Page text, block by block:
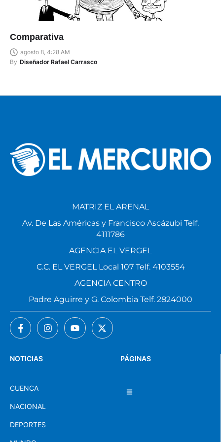
Comparativa
agosto 8, 4:28 AM
By Diseñador Rafael Carrasco
PÁGINAS
NOTICIAS
CUENCA
NACIONAL
DEPORTES
MATRIZ EL ARENAL
Av. De Las Américas y Francisco Ascázubi Telf.
4111786
AGENCIA EL VERGEL
C.C. EL VERGEL Local 107 Telf. 4103554
AGENCIA CENTRO
Padre Aguirre y G. Colombia Telf. 2824000